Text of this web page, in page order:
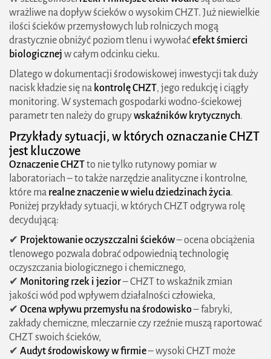
wrażliwe na dopływ ścieków o wysokim CHZT. Już niewielkie
ilości ścieków przemysłowych lub rolniczych mogą
drastycznie obniżyć poziom tlenu i wywołaćefekt śmierci
biologicznej w całym odcinku cieku.
Dlatego w dokumentacji środowiskowej inwestycji tak duży
nacisk kładzie się na kontrolę CHZT, jego redukcję i ciągły
monitoring. W systemach gospodarki wodno-ściekowej
parametr ten należy do grupywskaźników krytycznych.
Przykłady sytuacji, w których oznaczanie CHZT
jest kluczowe
Oznaczenie CHZTto nie tylko rutynowy pomiar w
laboratoriach – to także narzędzie analityczne i kontrolne,
które ma realne znaczenie w wielu dziedzinach życia.
Poniżej przykłady sytuacji, w których CHZT odgrywa rolę
decydującą:
✔ Projektowanie oczyszczalni ścieków– ocena obciążenia
tlenowego pozwala dobrać odpowiednią technologię
oczyszczania biologicznego i chemicznego,
✔ Monitoring rzek i jezior– CHZT to wskaźnik zmian
jakości wód pod wpływem działalności człowieka,
✔ Ocena wpływu przemysłu na środowisko– fabryki,
zakłady chemiczne, mleczarnie czy rzeźnie muszą raportować
CHZT swoich ścieków,
✔ Audyt środowiskowy w firmie– wysoki CHZT może